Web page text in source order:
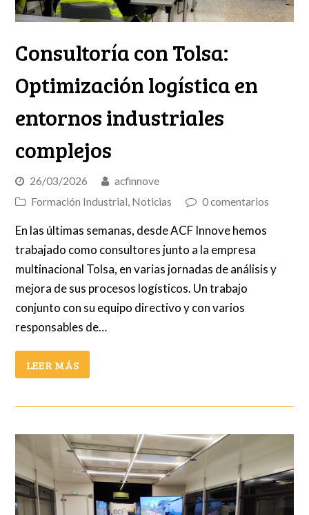
Consultoría con Tolsa:
Optimización logística en
entornos industriales
complejos
26/03/2026
acfinnove
Formación Industrial, Noticias 0 comentarios
En las últimas semanas, desde ACF Innove hemos
trabajado como consultores junto a la empresa
multinacional Tolsa, en varias jornadas de análisis y
mejora de sus procesos logísticos. Un trabajo
conjunto con su equipo directivo y con varios
responsables de…
LEER MÁS